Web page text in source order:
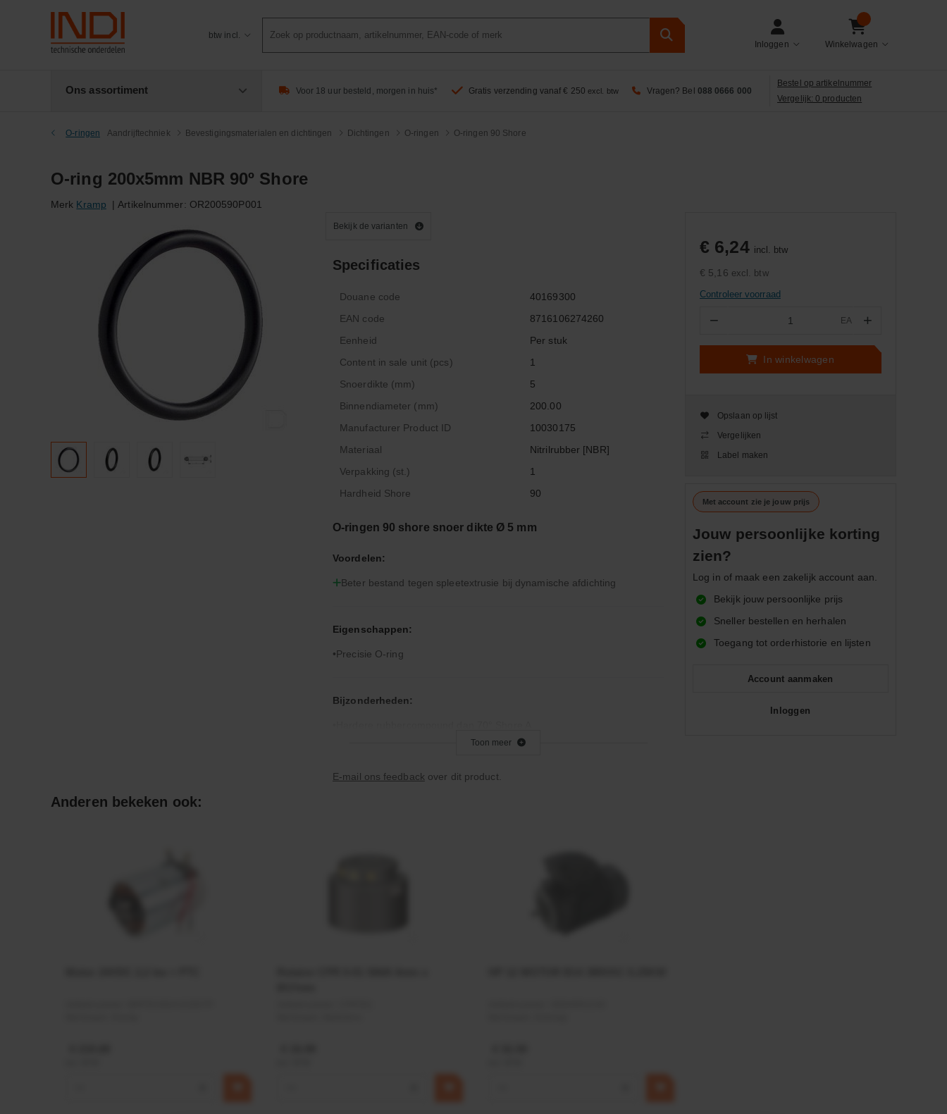
btw incl.
zoeken
Inloggen Winkelwagen
Ons assortiment Voor 18 uur besteld, morgen in huis* Gratis verzending vanaf € 250 excl. btw Vragen? Bel 088 0666 000
Bestel op artikelnummer
Vergelijk: 0 producten
O-ringen Aandrijftechniek Bevestigingsmaterialen en dichtingen Dichtingen O-ringen O-ringen 90 Shore
O-ring 200x5mm NBR 90º Shore
Merk Kramp | Artikelnummer: OR200590P001
Bekijk de varianten
Specificaties
Douane code
40169300
EAN code
8716106274260
Eenheid
Per stuk
Content in sale unit (pcs)
1
Snoerdikte (mm)
5
Binnendiameter (mm)
200.00
Manufacturer Product ID
10030175
Materiaal
Nitrilrubber [NBR]
Verpakking (st.)
1
Hardheid Shore
90
O-ringen 90 shore snoer dikte Ø 5 mm
Voordelen:
Beter bestand tegen spleetextrusie bij dynamische afdichting
Eigenschappen:
Precisie O-ring
Bijzonderheden:
Toepassingsgebied:
Toon meer
E-mail ons feedback over dit product.
€ 6,24 incl. btw
€ 5,16 excl. btw
Controleer voorraad
− EA +
In winkelwagen
Opslaan op lijst
Vergelijken
Label maken
Met account zie je jouw prijs
Jouw persoonlijke korting
zien?
Log in of maak een zakelijk account aan.
Bekijk jouw persoonlijke prijs
Sneller bestellen en herhalen
Toegang tot orderhistorie en lijsten
Account aanmaken
Inloggen
Anderen bekeken ook: